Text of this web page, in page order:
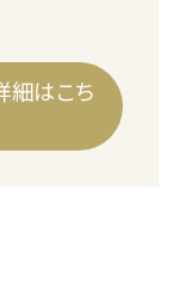
細はこち